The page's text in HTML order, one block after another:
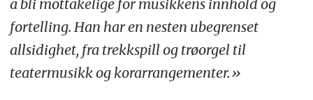
å bli mottakelige for musikkens innhold og
fortelling. Han har en nesten ubegrenset
allsidighet, fra trekkspill og trøorgel til
teatermusikk og korarrangementer.»